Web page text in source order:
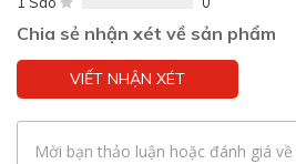
Chia sẻ nhận xét về sản phẩm
VIẾT NHẬN XÉT
Mời bạn thảo luận hoặc đánh giá